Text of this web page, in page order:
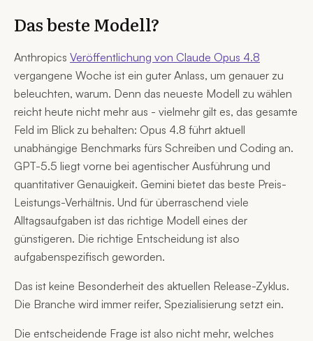
Das beste Modell?
Anthropics Veröffentlichung von Claude Opus 4.8
vergangene Woche ist ein guter Anlass, um genauer zu
beleuchten, warum. Denn das neueste Modell zu wählen
reicht heute nicht mehr aus - vielmehr gilt es, das gesamte
Feld im Blick zu behalten: Opus 4.8 führt aktuell
unabhängige Benchmarks fürs Schreiben und Coding an.
GPT-5.5 liegt vorne bei agentischer Ausführung und
quantitativer Genauigkeit. Gemini bietet das beste Preis-
Leistungs-Verhältnis. Und für überraschend viele
Alltagsaufgaben ist das richtige Modell eines der
günstigeren. Die richtige Entscheidung ist also
aufgabenspezifisch geworden.
Das ist keine Besonderheit des aktuellen Release-Zyklus.
Die Branche wird immer reifer, Spezialisierung setzt ein.
Die entscheidende Frage ist also nicht mehr, welches